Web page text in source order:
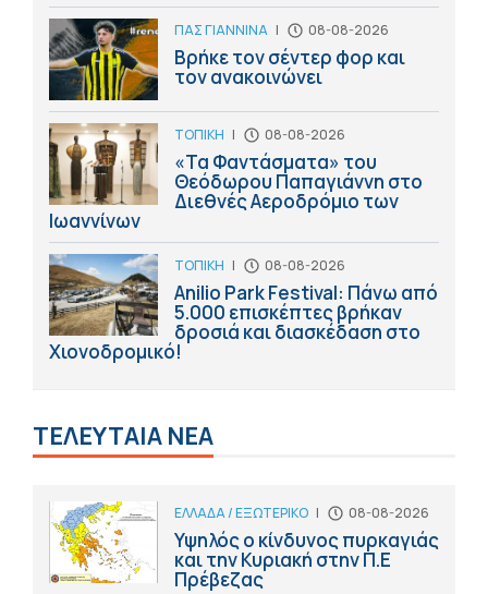
ΠΑΣ ΓΙΑΝΝΙΝΑ | 08-08-2026
Βρήκε τον σέντερ φορ και
τον ανακοινώνει
ΤΟΠΙΚΗ | 08-08-2026
«Τα Φαντάσματα» του
Θεόδωρου Παπαγιάννη στο
Διεθνές Αεροδρόμιο των
Ιωαννίνων
ΤΟΠΙΚΗ | 08-08-2026
Anilio Park Festival: Πάνω από
5.000 επισκέπτες βρήκαν
δροσιά και διασκέδαση στο
Χιονοδρομικό!
ΤΕΛΕΥΤΑΙΑ ΝΕΑ
ΕΛΛΑΔΑ / ΕΞΩΤΕΡΙΚΟ | 08-08-2026
Υψηλός ο κίνδυνος πυρκαγιάς
και την Κυριακή στην Π.Ε
Πρέβεζας